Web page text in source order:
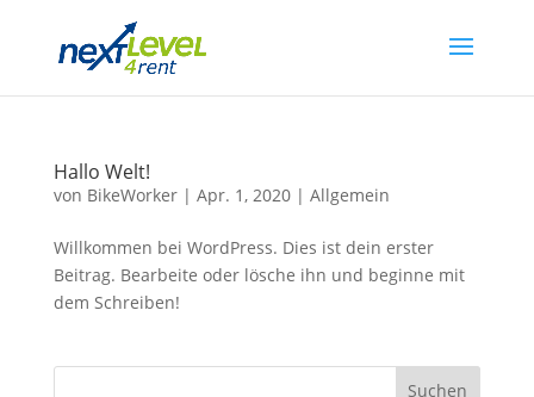
Hallo Welt!
von BikeWorker| Apr. 1, 2020| Allgemein
Willkommen bei WordPress. Dies ist dein erster
Beitrag. Bearbeite oder lösche ihn und beginne mit
dem Schreiben!